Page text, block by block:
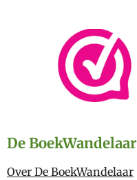
De BoekWandelaar
Over De BoekWandelaar